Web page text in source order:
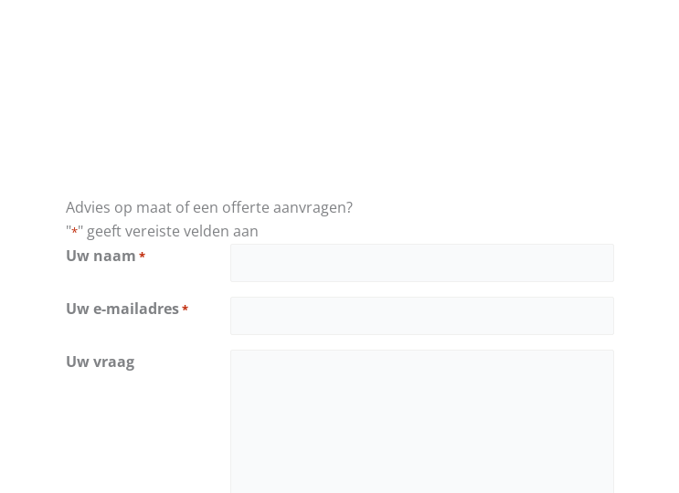
Advies op maat of een offerte aanvragen?
"*" geeft vereiste velden aan
Uw naam *
Uw e-mailadres*
Uw vraag